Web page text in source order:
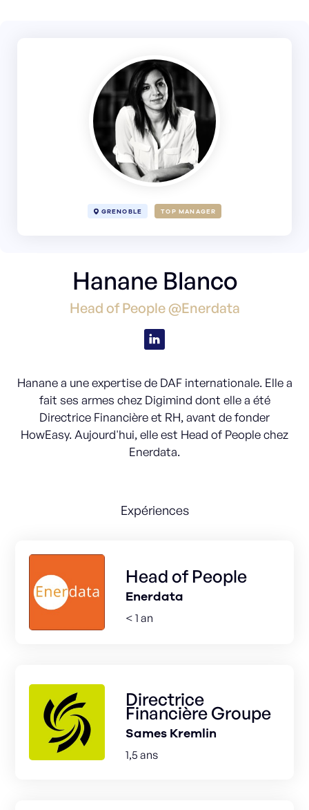
GRENOBLE TOP MANAGER
Hanane Blanco
Head of People @Enerdata
Hanane a une expertise de DAF internationale. Elle a
fait ses armes chez Digimind dont elle a été
Directrice Financière et RH, avant de fonder
HowEasy. Aujourd'hui, elle est Head of People chez
Enerdata.
Expériences
Head of People
Enerdata
< 1 an
Directrice
Financière Groupe
Sames Kremlin
1,5 ans